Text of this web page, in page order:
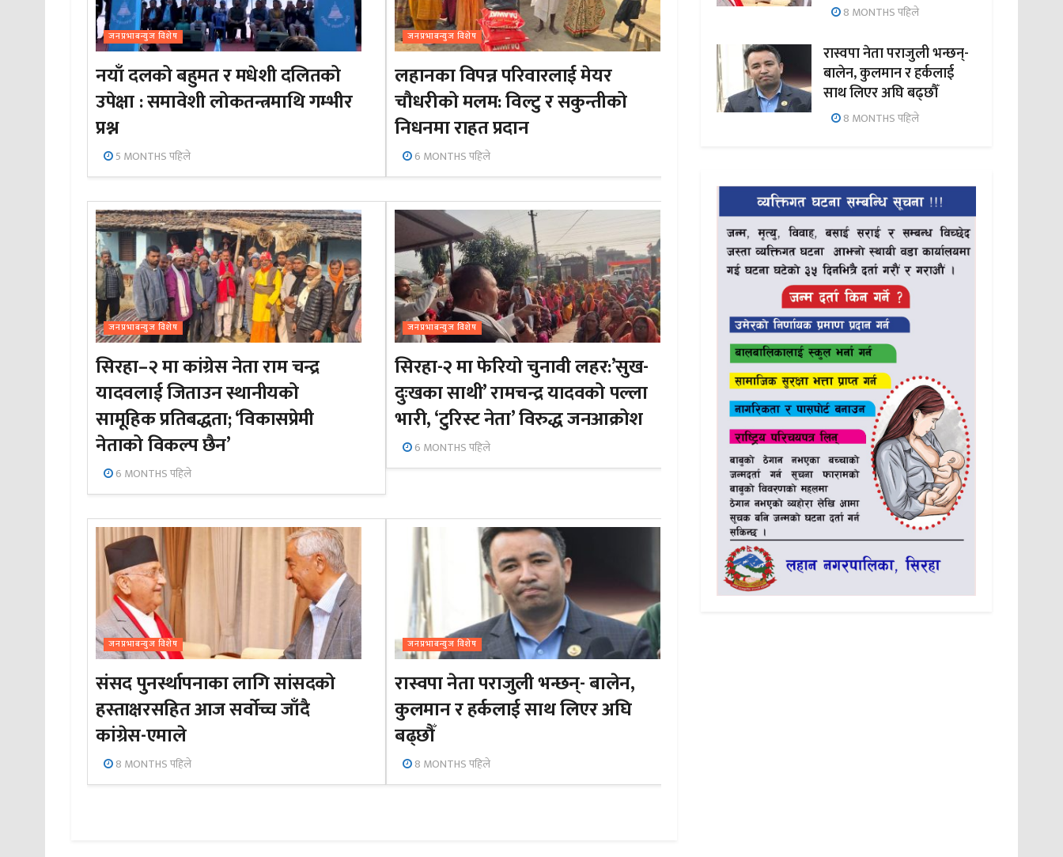
जनप्रभाबन्युज विशेष
नयाँ दलको बहुमत र मधेशी दलितको
उपेक्षा : समावेशी लोकतन्त्रमाथि गम्भीर
प्रश्न
5 MONTHS पहिले
जनप्रभाबन्युज विशेष
लहानका विपन्न परिवारलाई मेयर
चौधरीको मलम: विल्टु र सकुन्तीको
निधनमा राहत प्रदान
6 MONTHS पहिले
जनप्रभाबन्युज विशेष
सिरहा–२ मा कांग्रेस नेता राम चन्द्र
यादवलाई जिताउन स्थानीयको
सामूहिक प्रतिबद्धता; ‘विकासप्रेमी
नेताको विकल्प छैन’
6 MONTHS पहिले
जनप्रभाबन्युज विशेष
सिरहा-२ मा फेरियो चुनावी लहर:’सुख-
दुःखका साथी’ रामचन्द्र यादवको पल्ला
भारी, ‘टुरिस्ट नेता’ विरुद्ध जनआक्रोश
6 MONTHS पहिले
जनप्रभाबन्युज विशेष
संसद पुनर्स्थापनाका लागि सांसदको
हस्ताक्षरसहित आज सर्वोच्च जाँदै
कांग्रेस-एमाले
8 MONTHS पहिले
जनप्रभाबन्युज विशेष
रास्वपा नेता पराजुली भन्छन्- बालेन,
कुलमान र हर्कलाई साथ लिएर अघि
बढ्छौँ
8 MONTHS पहिले
8 MONTHS पहिले
रास्वपा नेता पराजुली भन्छन्-
बालेन, कुलमान र हर्कलाई
साथ लिएर अघि बढ्छौँ
8 MONTHS पहिले